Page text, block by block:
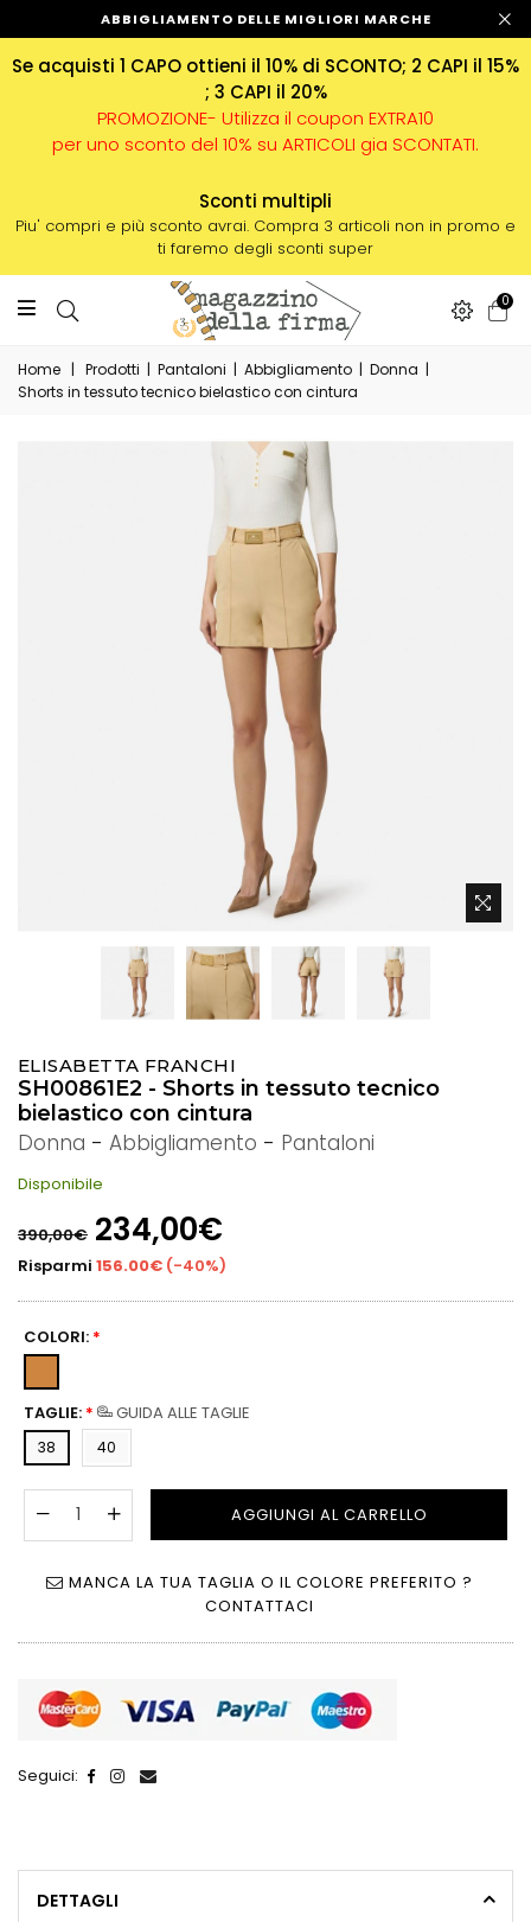
ABBIGLIAMENTO DELLE MIGLIORI MARCHE
Se acquisti 1 CAPO ottieni il 10% di SCONTO; 2 CAPI il 15%
; 3 CAPI il 20%
PROMOZIONE- Utilizza il coupon EXTRA10
per uno sconto del 10% su ARTICOLI gia SCONTATI.
Sconti multipli
Piu' compri e più sconto avrai. Compra 3 articoli non in promo e
ti faremo degli sconti super
0
Home | Prodotti | Pantaloni | Abbigliamento | Donna |
Shorts in tessuto tecnico bielastico con cintura
ELISABETTA FRANCHI
SH00861E2 - Shorts in tessuto tecnico
bielastico con cintura
Donna - Abbigliamento - Pantaloni
Disponibile
di
listino
390,00€ 234,00€
Risparmi 156.00€ (-40%)
COLORI: *
TAGLIE: * GUIDA ALLE TAGLIE
38 40
AGGIUNGI AL CARRELLO
MANCA LA TUA TAGLIA O IL COLORE PREFERITO ?
CONTATTACI
Seguici:
DETTAGLI